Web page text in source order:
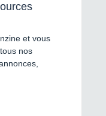
et vous
nos